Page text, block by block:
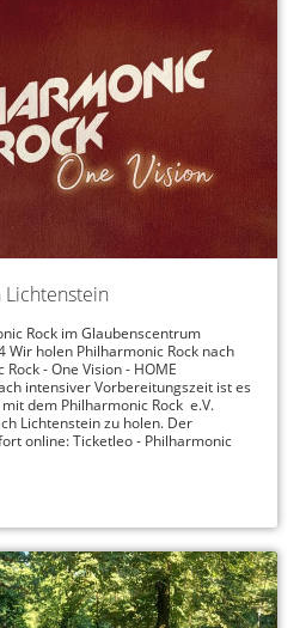
Lichtenstein
Rock im Glaubenscentrum
Wir holen Philharmonic Rock nach
- One Vision - HOME
intensiver Vorbereitungszeit ist es
dem Philharmonic Rock e.V.
Lichtenstein zu holen. Der
online: Ticketleo - Philharmonic